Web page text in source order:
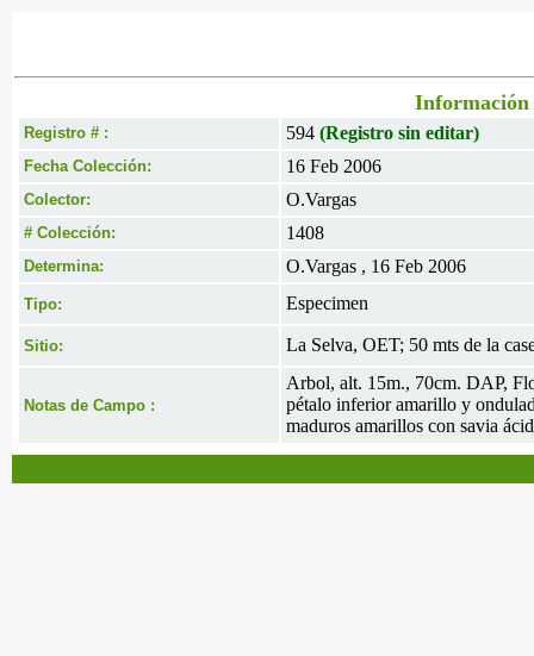
Información
Registro # : 594 (Registro sin editar)
Fecha Colección: 16 Feb 2006
Colector: O.Vargas
# Colección: 1408
Determina: O.Vargas , 16 Feb 2006
Tipo: Especimen
Sitio: La Selva, OET; 50 mts de la
Notas de Campo :
Arbol, alt. 15m., 70cm. DAP,
pétalo inferior amarillo y
maduros amarillos con savia